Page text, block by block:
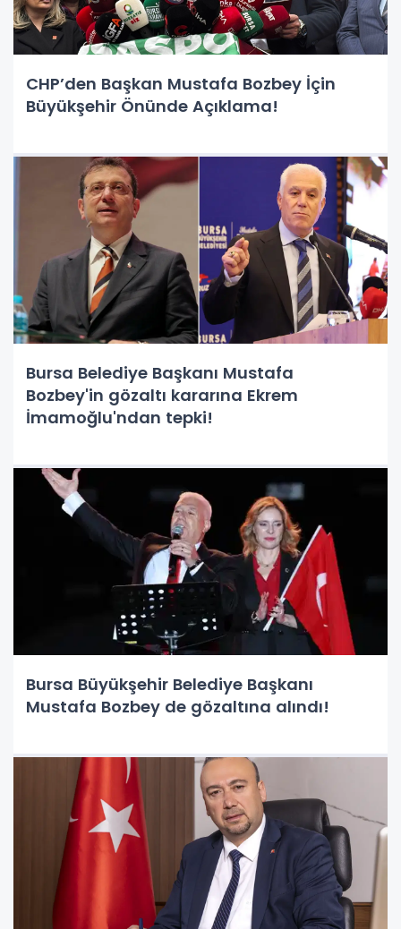
CHP’den Başkan Mustafa Bozbey İçin
Büyükşehir Önünde Açıklama!
Bursa Belediye Başkanı Mustafa
Bozbey'in gözaltı kararına Ekrem
İmamoğlu'ndan tepki!
Bursa Büyükşehir Belediye Başkanı
Mustafa Bozbey de gözaltına alındı!